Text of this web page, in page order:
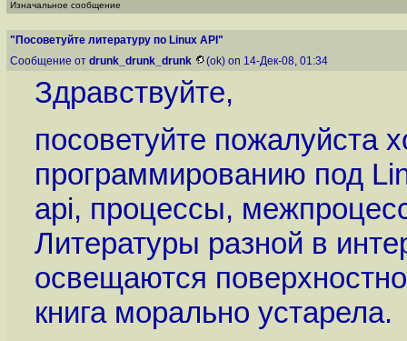
Изначальное сообщение
"Посоветуйте литературу по Linux API"
Сообщение от drunk_drunk_drunk (ok) on 14-Дек-08, 01:34
Здравствуйте,
посоветуйте пожалуйста
программированию под
api, процессы,
Литературы разной в
освещаются
книга морально устарела.